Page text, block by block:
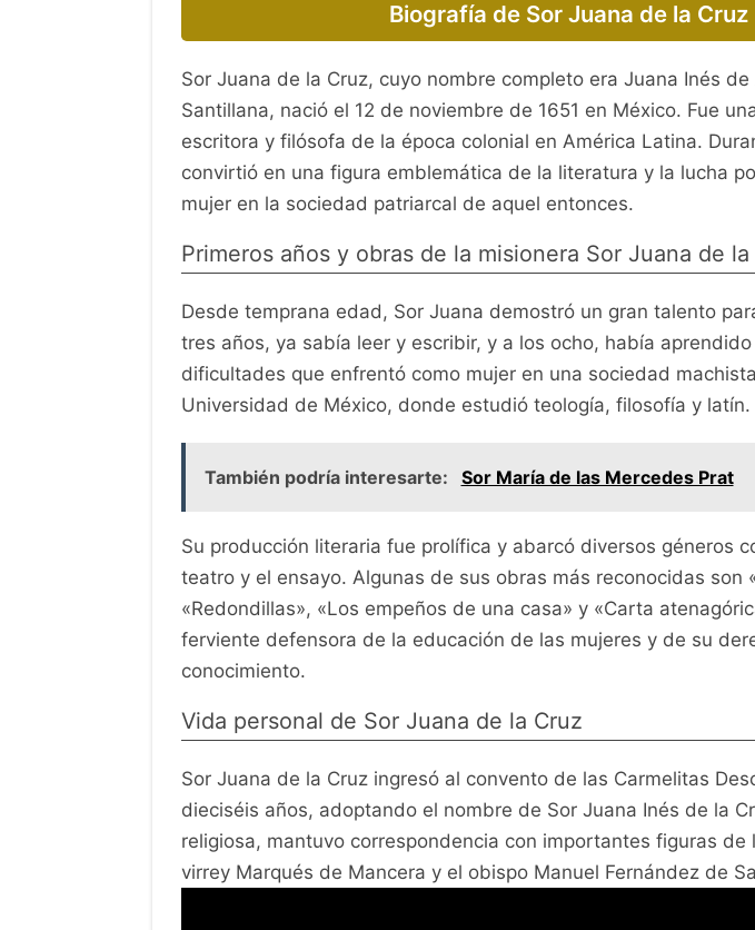
Biografía de Sor Juana de la Cruz
Sor Juana de la Cruz, cuyo nombre completo era Juana Inés
Santillana, nació el 12 de noviembre de 1651 en México. Fue
escritora y filósofa de la época colonial en América Latina.
convirtió en una figura emblemática de la literatura y la lucha
mujer en la sociedad patriarcal de aquel entonces.
Primeros años y obras de la misionera Sor Juana de la
Desde temprana edad, Sor Juana demostró un gran talento
tres años, ya sabía leer y escribir, y a los ocho, había
dificultades que enfrentó como mujer en una sociedad
Universidad de México, donde estudió teología, filosofía y latín.
También podría interesarte: Sor María de las Mercedes Prat
Su producción literaria fue prolífica y abarcó diversos géneros
teatro y el ensayo. Algunas de sus obras más reconocidas son
«Redondillas», «Los empeños de una casa» y «Carta
ferviente defensora de la educación de las mujeres y de su
conocimiento.
Vida personal de Sor Juana de la Cruz
Sor Juana de la Cruz ingresó al convento de las Carmelitas
dieciséis años, adoptando el nombre de Sor Juana Inés de la
religiosa, mantuvo correspondencia con importantes figuras de
virrey Marqués de Mancera y el obispo Manuel Fernández de